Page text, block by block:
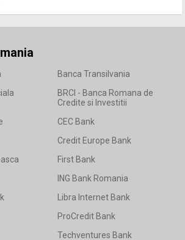
Banca Transilvania
BRCI - Banca Romana de
Credite si Investitii
CEC Bank
Credit Europe Bank
First Bank
ING Bank Romania
Libra Internet Bank
ProCredit Bank
Techventures Bank